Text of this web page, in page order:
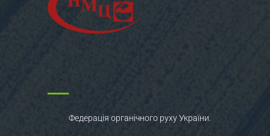
Федерація органічного руху України.